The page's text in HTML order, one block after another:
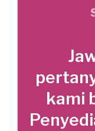
kami